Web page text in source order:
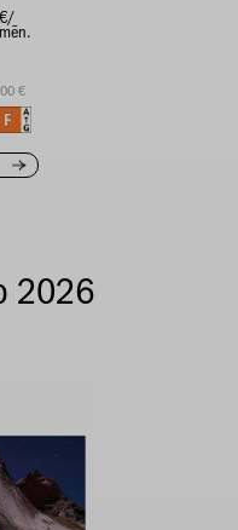
€/
mēn.
€
2026